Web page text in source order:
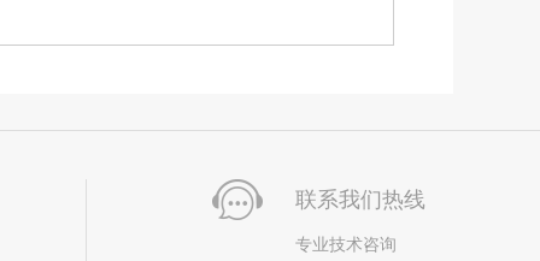
联系我们热线
专业技术咨询